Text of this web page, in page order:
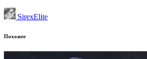
SirexElite
Похожее